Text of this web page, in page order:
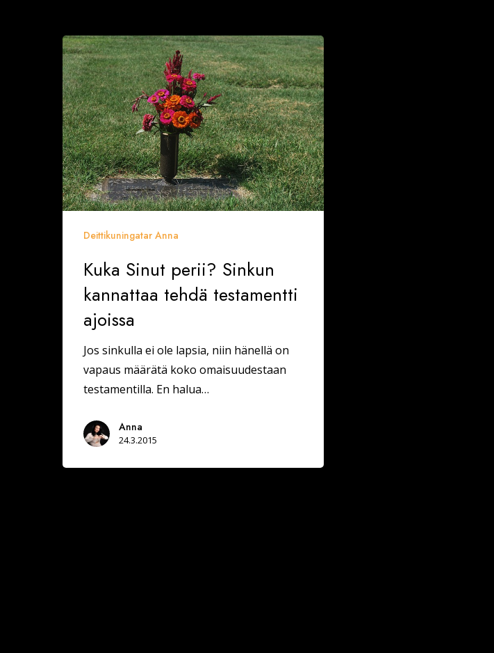
Kuka
Sinut
perii?
Sinkun
kannattaa
tehdä
testamentti
ajoissa
Deittikuningatar Anna
Kuka Sinut perii? Sinkun
kannattaa tehdä testamentti
ajoissa
Jos sinkulla ei ole lapsia, niin hänellä on
vapaus määrätä koko omaisuudestaan
testamentilla. En halua…
Anna
24.3.2015